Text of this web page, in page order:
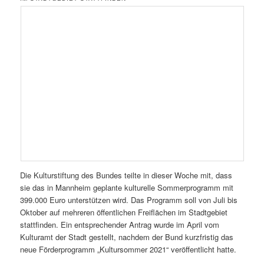
Die Kulturstiftung des Bundes teilte in dieser Woche mit, dass
sie das in Mannheim geplante kulturelle Sommerprogramm mit
399.000 Euro unterstützen wird. Das Programm soll von Juli bis
Oktober auf mehreren öffentlichen Freiflächen im Stadtgebiet
stattfinden. Ein entsprechender Antrag wurde im April vom
Kulturamt der Stadt gestellt, nachdem der Bund kurzfristig das
neue Förderprogramm „Kultursommer 2021“ veröffentlicht hatte.